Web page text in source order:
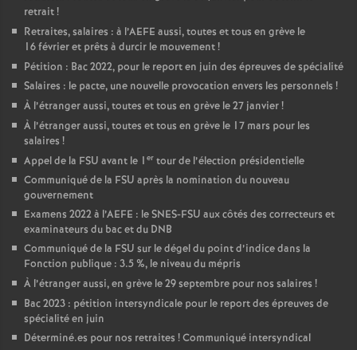
retrait!
Retraites, salaires : à l’AEFE aussi, toutes et tous en grève le
16 février et prêts à durcir le mouvement!
Pétition : Bac 2022, pour le report en juin des épreuves de spécialité
Salaires : le pacte, une nouvelle provocation envers les personnels !
À l’étranger aussi, toutes et tous en grève le 27 janvier!
À l’étranger aussi, toutes et tous en grève le 17 mars pour les
salaires !
Appel de la FSU avant le 1 er tour de l’élection présidentielle
Communiqué de la FSU après la nomination du nouveau
gouvernement
Examens 2022 à l’AEFE : le SNES-FSU aux côtés des correcteurs et
examinateurs du bac et du DNB
Communiqué de la FSU sur le dégel du point d’indice dans la
Fonction publique : 3.5 %, le niveau du mépris
À l’étranger aussi, en grève le 29 septembre pour nos salaires !
Bac 2023 : pétition intersyndicale pour le report des épreuves de
spécialité en juin
Déterminé.es pour nos retraites ! Communiqué intersyndical